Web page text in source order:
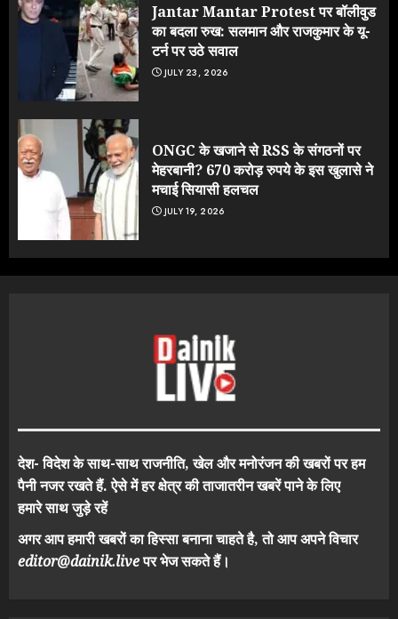
Jantar Mantar Protest पर बॉलीवुड
का बदला रुख: सलमान और राजकुमार के यू-
टर्न पर उठे सवाल
JULY 23, 2026
ONGC के खजाने से RSS के संगठनों पर
मेहरबानी? 670 करोड़ रुपये के इस खुलासे ने
मचाई सियासी हलचल
JULY 19, 2026
देश- विदेश के साथ-साथ राजनीति, खेल और मनोरंजन की खबरों पर हम
पैनी नजर रखते हैं. ऐसे में हर क्षेत्र की ताजातरीन खबरें पाने के लिए
हमारे साथ जुड़े रहें
अगर आप हमारी खबरों का हिस्सा बनाना चाहते है, तो आप अपने विचार
editor@dainik.liveपर भेज सकते हैं।